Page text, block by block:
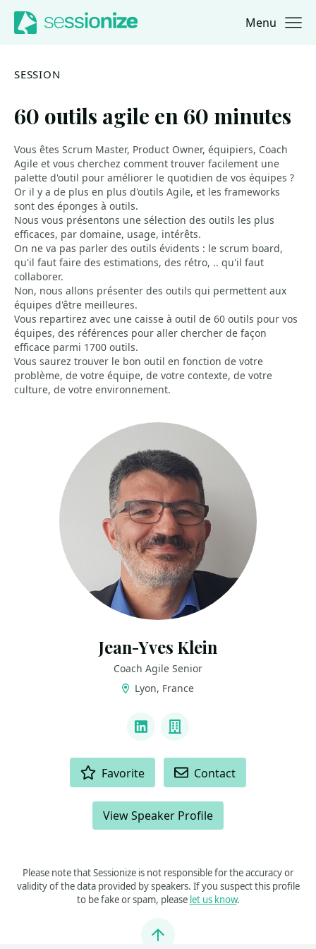
Jump to navigation
Jump to content Menu
SESSION
60 outils agile en 60 minutes
Vous êtes Scrum Master, Product Owner, équipiers, Coach
Agile et vous cherchez comment trouver facilement une
palette d'outil pour améliorer le quotidien de vos équipes ?
Or il y a de plus en plus d'outils Agile, et les frameworks
sont des éponges à outils.
Nous vous présentons une sélection des outils les plus
efficaces, par domaine, usage, intérêts.
On ne va pas parler des outils évidents : le scrum board,
qu'il faut faire des estimations, des rétro, .. qu'il faut
collaborer.
Non, nous allons présenter des outils qui permettent aux
équipes d'être meilleures.
Vous repartirez avec une caisse à outil de 60 outils pour vos
équipes, des références pour aller chercher de façon
efficace parmi 1700 outils.
Vous saurez trouver le bon outil en fonction de votre
problème, de votre équipe, de votre contexte, de votre
culture, de votre environnement.
Jean-Yves Klein
Coach Agile Senior
Lyon, France
LinkedInCompany
Favorite Contact
View Speaker Profile
Please note that Sessionize is not responsible for the accuracy or
validity of the data provided by speakers. If you suspect this profile
to be fake or spam, please let us know.
Jump to top